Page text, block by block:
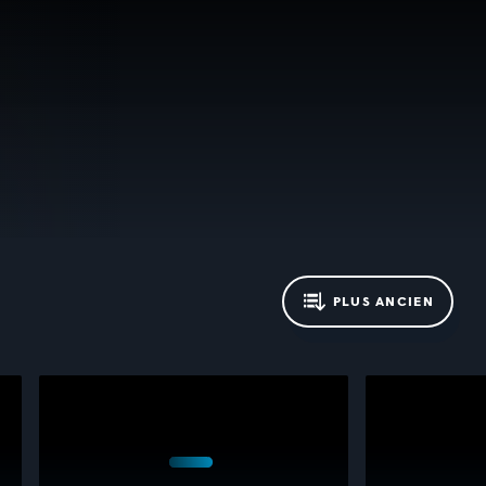
PLUS ANCIEN